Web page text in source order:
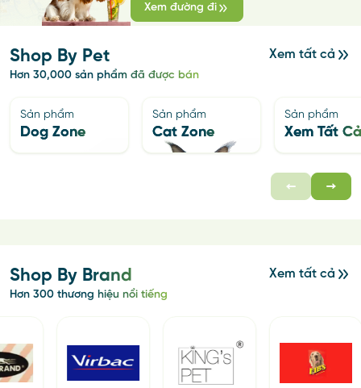
Xem đường đi
Shop By Pet
Hơn 30,000 sản phẩm đã được bán
Xem tất cả
Sản phẩm
Dog Zone
Sản phẩm
Cat Zone
Sản phẩm
Xem Tất Cả
Shop By Brand
Hơn 300 thương hiệu nổi tiếng
Xem tất cả